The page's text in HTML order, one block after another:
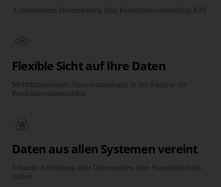
Automatisierte Bereitstellung aller Produktions­controlling-KPI.
Flexible Sicht auf Ihre Daten
Mehrdimensionale Auswertungslogik in der Analyse der
Produktions­kenn­zahlen.
Daten aus allen Systemen vereint
Schnelle Anbindung aller Datenquellen über Standard­schnitt­
stellen.